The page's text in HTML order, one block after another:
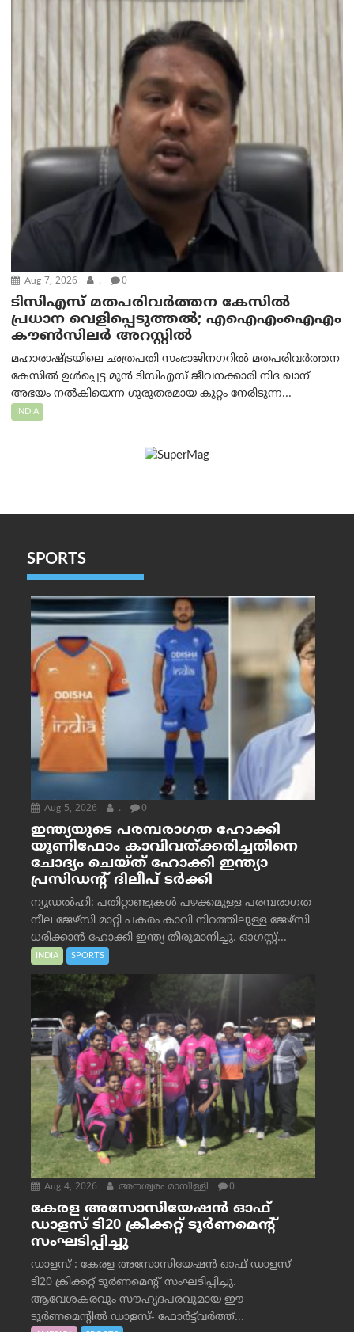
Aug 7, 2026 . 0
ടിസിഎസ് മതപരിവർത്തന കേസിൽ
പ്രധാന വെളിപ്പെടുത്തൽ; എഐഎംഐഎം
കൗൺസിലർ അറസ്റ്റിൽ
മഹാരാഷ്ട്രയിലെ ഛത്രപതി സംഭാജിനഗറിൽ മതപരിവർത്തന
കേസിൽ ഉൾപ്പെട്ട മുൻ ടിസിഎസ് ജീവനക്കാരി നിദ ഖാന്
അഭയം നൽകിയെന്ന ഗുരുതരമായ കുറ്റം നേരിടുന്ന...
INDIA
SPORTS
Aug 5, 2026 . 0
ഇന്ത്യയുടെ പരമ്പരാഗത ഹോക്കി
യൂണിഫോം കാവിവത്ക്കരിച്ചതിനെ
ചോദ്യം ചെയ്ത് ഹോക്കി ഇന്ത്യാ
പ്രസിഡന്റ് ദിലീപ് ടര്‍ക്കി
ന്യൂഡൽഹി: പതിറ്റാണ്ടുകൾ പഴക്കമുള്ള പരമ്പരാഗത
നീല ജേഴ്‌സി മാറ്റി പകരം കാവി നിറത്തിലുള്ള ജേഴ്‌സി
ധരിക്കാൻ ഹോക്കി ഇന്ത്യ തീരുമാനിച്ചു. ഓഗസ്റ്റ്...
INDIA SPORTS
Aug 4, 2026 അനശ്വരം മാമ്പിള്ളി 0
കേരള അസോസിയേഷൻ ഓഫ്
ഡാളസ് ടി20 ക്രിക്കറ്റ് ടൂർണമെന്റ്
സംഘടിപ്പിച്ചു
ഡാളസ് : കേരള അസോസിയേഷൻ ഓഫ് ഡാളസ്
ടി20 ക്രിക്കറ്റ് ടൂർണമെന്റ് സംഘടിപ്പിച്ചു.
ആവേശകരവും സൗഹൃദപരവുമായ ഈ
ടൂർണമെന്റിൽ ഡാളസ്- ഫോർട്ട്‌വര്‍ത്ത്...